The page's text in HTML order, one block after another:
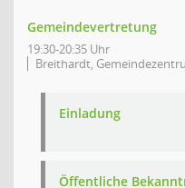
Gemeindevertretung
19:30-20:35 Uhr
Breithardt,
Einladung
Öffentliche